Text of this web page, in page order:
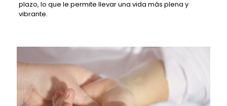
plazo, lo que le permite llevar una vida más plena y
vibrante.